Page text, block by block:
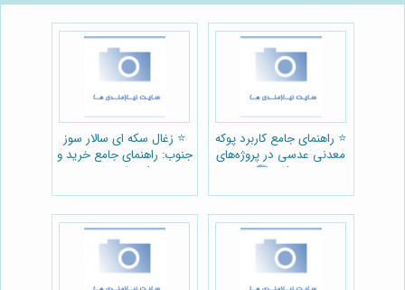
⭐️ راهنمای جامع کاربرد پوکه
معدنی عدسی در پروژه‌های
عمرانی 🏗️
⭐️ زغال سکه ای سالار سوز
جنوب: راهنمای جامع خرید و
استفاده 🔥